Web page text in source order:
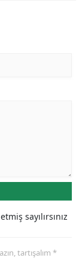
sayılırsınız
tartışalım *